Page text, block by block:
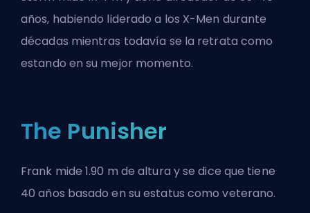
años, habiendo liderado a los X-Men durante
décadas mientras todavía se la retrata como
estando en su mejor momento.
The Punisher
Frank mide 1.90 m de altura y se dice que tiene
40 años basado en su estatus como veterano.